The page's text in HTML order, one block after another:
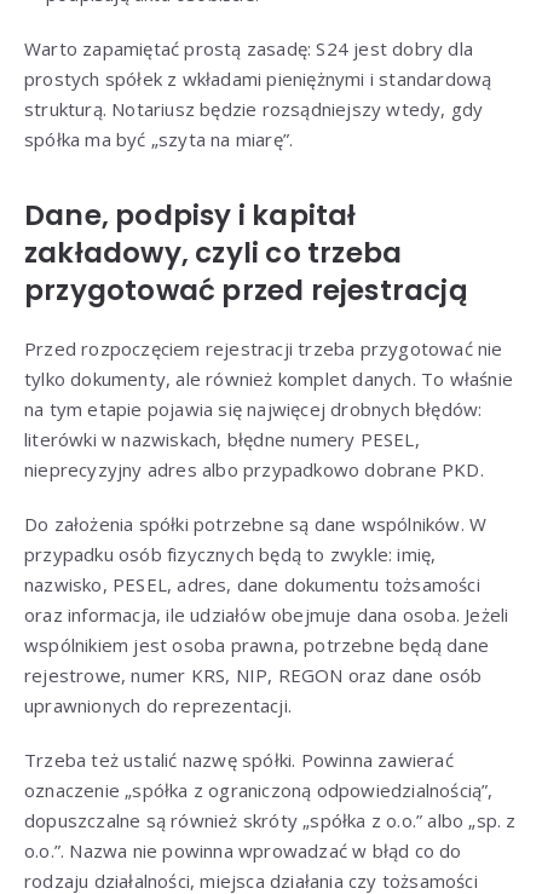
Warto zapamiętać prostą zasadę: S24 jest dobry dla
prostych spółek z wkładami pieniężnymi i standardową
strukturą. Notariusz będzie rozsądniejszy wtedy, gdy
spółka ma być „szyta na miarę”.
Dane, podpisy i kapitał
zakładowy, czyli co trzeba
przygotować przed rejestracją
Przed rozpoczęciem rejestracji trzeba przygotować nie
tylko dokumenty, ale również komplet danych. To właśnie
na tym etapie pojawia się najwięcej drobnych błędów:
literówki w nazwiskach, błędne numery PESEL,
nieprecyzyjny adres albo przypadkowo dobrane PKD.
Do założenia spółki potrzebne są dane wspólników. W
przypadku osób fizycznych będą to zwykle: imię,
nazwisko, PESEL, adres, dane dokumentu tożsamości
oraz informacja, ile udziałów obejmuje dana osoba. Jeżeli
wspólnikiem jest osoba prawna, potrzebne będą dane
rejestrowe, numer KRS, NIP, REGON oraz dane osób
uprawnionych do reprezentacji.
Trzeba też ustalić nazwę spółki. Powinna zawierać
oznaczenie „spółka z ograniczoną odpowiedzialnością”,
dopuszczalne są również skróty „spółka z o.o.” albo „sp. z
o.o.”. Nazwa nie powinna wprowadzać w błąd co do
rodzaju działalności, miejsca działania czy tożsamości